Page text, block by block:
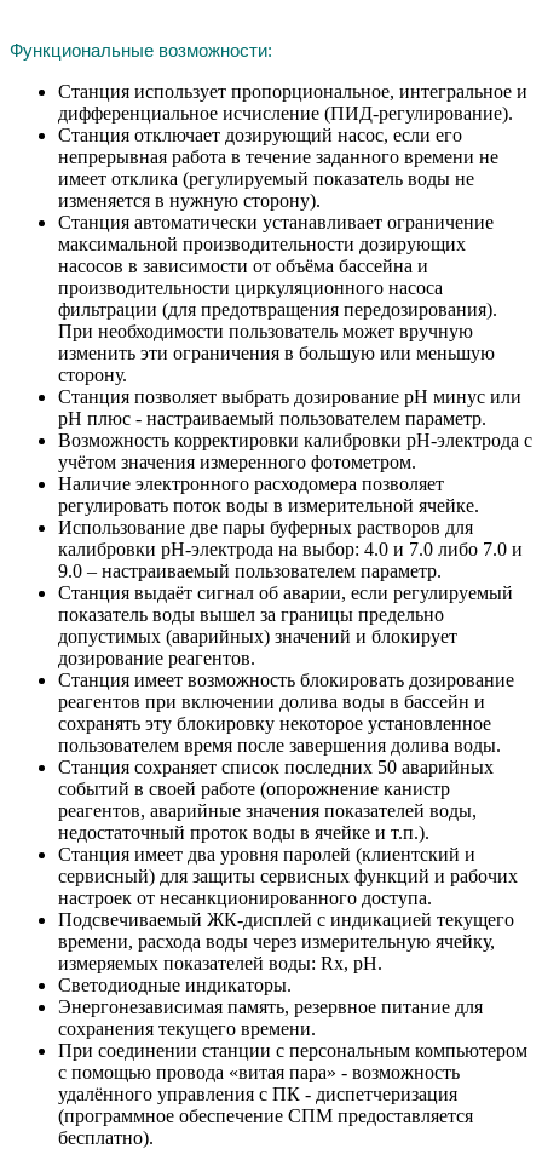
Функциональные возможности:
Станция использует пропорциональное, интегральное и
дифференциальное исчисление (ПИД-регулирование).
Станция отключает дозирующий насос, если его
непрерывная работа в течение заданного времени не
имеет отклика (регулируемый показатель воды не
изменяется в нужную сторону).
Станция автоматически устанавливает ограничение
максимальной производительности дозирующих
насосов в зависимости от объёма бассейна и
производительности циркуляционного насоса
фильтрации (для предотвращения передозирования).
При необходимости пользователь может вручную
изменить эти ограничения в большую или меньшую
сторону.
Станция позволяет выбрать дозирование рН минус или
рН плюс - настраиваемый пользователем параметр.
Возможность корректировки калибровки рН-электрода с
учётом значения измеренного фотометром.
Наличие электронного расходомера позволяет
регулировать поток воды в измерительной ячейке.
Использование две пары буферных растворов для
калибровки рН-электрода на выбор: 4.0 и 7.0 либо 7.0 и
9.0 – настраиваемый пользователем параметр.
Станция выдаёт сигнал об аварии, если регулируемый
показатель воды вышел за границы предельно
допустимых (аварийных) значений и блокирует
дозирование реагентов.
Станция имеет возможность блокировать дозирование
реагентов при включении долива воды в бассейн и
сохранять эту блокировку некоторое установленное
пользователем время после завершения долива воды.
Станция сохраняет список последних 50 аварийных
событий в своей работе (опорожнение канистр
реагентов, аварийные значения показателей воды,
недостаточный проток воды в ячейке и т.п.).
Станция имеет два уровня паролей (клиентский и
сервисный) для защиты сервисных функций и рабочих
настроек от несанкционированного доступа.
Подсвечиваемый ЖК-дисплей с индикацией текущего
времени, расхода воды через измерительную ячейку,
измеряемых показателей воды: Rx, рН.
Светодиодные индикаторы.
Энергонезависимая память, резервное питание для
сохранения текущего времени.
При соединении станции с персональным компьютером
с помощью провода «витая пара» - возможность
удалённого управления с ПК - диспетчеризация
(программное обеспечение СПМ предоставляется
бесплатно).